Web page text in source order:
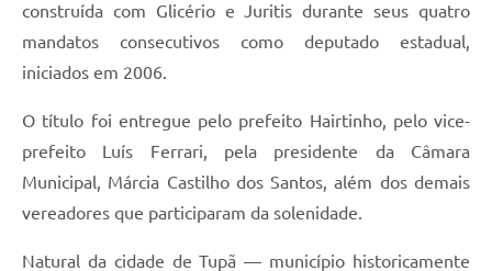
construída com Glicério e Juritis durante seus quatro
mandatos consecutivos como deputado estadual,
iniciados em 2006.
O título foi entregue pelo prefeito Hairtinho, pelo vice-
prefeito Luís Ferrari, pela presidente da Câmara
Municipal, Márcia Castilho dos Santos, além dos demais
vereadores que participaram da solenidade.
Natural da cidade de Tupã — município historicamente